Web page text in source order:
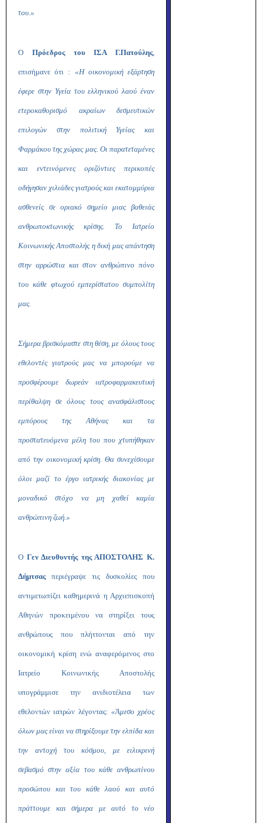
του.»
Ο Πρόεδρος του ΙΣΑ Γ.Πατούλης,
επισήμανε ότι : «Η οικονομική εξάρτηση
έφερε στην Υγεία του ελληνικού λαού έναν
ετεροκαθορισμό ακραίων δεσμευτικών
επιλογών στην πολιτική Υγείας και
Φαρμάκου της χώρας μας. Οι παρατεταμένες
και εντεινόμενες οριζόντιες περικοπές
οδήγησαν χιλιάδες γιατρούς και εκατομμύρια
ασθενείς σε οριακό σημείο μιας βαθειάς
ανθρωποκτωνικής κρίσης. Το Ιατρείο
Κοινωνικής Αποστολής η δική μας απάντηση
στην αρρώστια και στον ανθρώπινο πόνο
του κάθε φτωχού εμπερίστατου συμπολίτη
μας.
Σήμερα βρισκόμαστε στη θέση, με όλους τους
εθελοντές γιατρούς μας να μπορούμε να
προσφέρουμε δωρεάν ιατροφαρμακευτική
περίθαλψη σε όλους τους ανασφάλιστους
εμπόρους της Αθήνας και τα
προστατευόμενα μέλη του που χτυπήθηκαν
από την οικονομική κρίση. Θα συνεχίσουμε
όλοι μαζί το έργο ιατρικής διακονίας με
μοναδικό στόχο να μη χαθεί καμία
ανθρώπινη ζωή.»
Ο Γεν Διευθυντής της ΑΠΟΣΤΟΛΗΣ Κ.
Δήμτσαςπεριέγραψε τις δυσκολίες που
αντιμετωπίζει καθημερινά η Αρχιεπισκοπή
Αθηνών προκειμένου να στηρίξει τους
ανθρώπους που πλήττονται από την
οικονομική κρίση ενώ αναφερόμενος στο
Ιατρείο Κοινωνικής Αποστολής
υπογράμμισε την ανιδιοτέλεια των
εθελοντών ιατρών λέγοντας: «Άμεσο χρέος
όλων μας είναι να στηρίξουμε την ελπίδα και
την αντοχή του κόσμου, με ειλικρινή
σεβασμό στην αξία του κάθε ανθρωπίνου
προσώπου και του κάθε λαού και αυτό
πράττουμε και σήμερα με αυτό το νέο